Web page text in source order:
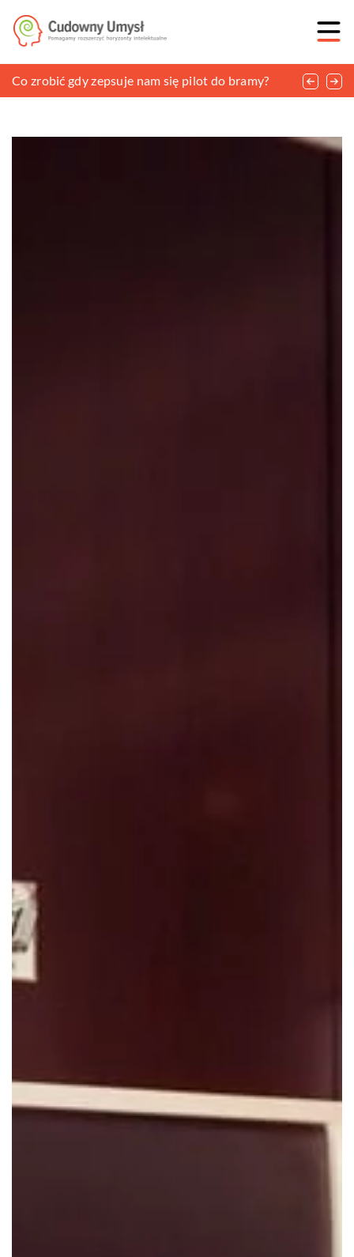
Funkcjonalne i ozdobne akcesoria na okno
Co zrobić gdy zepsuje nam się pilot do bramy?
Jakie zastosowanie mają łożyska samochodowe?